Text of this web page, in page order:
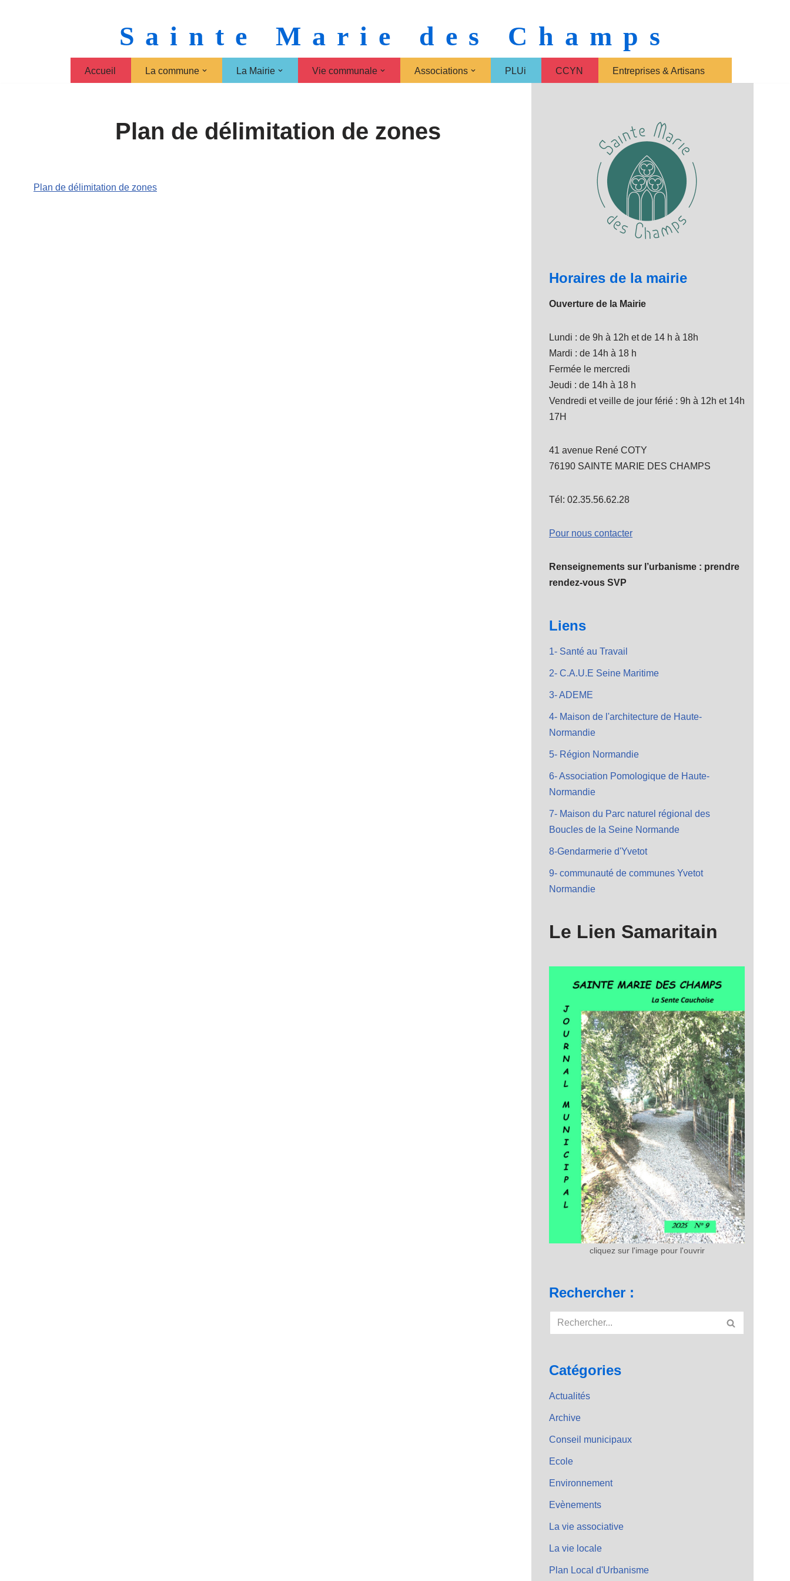
Sainte Marie des Champs
Accueil La commune La Mairie Vie communale Associations PLUi CCYN Entreprises & Artisans
Plan de délimitation de zones
Plan de délimitation de zones
Horaires de la mairie
Ouverture de la Mairie
Lundi : de 9h à 12h et de 14 h à 18h
Mardi : de 14h à 18 h
Fermée le mercredi
Jeudi : de 14h à 18 h
Vendredi et veille de jour férié : 9h à 12h et 14h
17H
41 avenue René COTY
76190 SAINTE MARIE DES CHAMPS
Tél: 02.35.56.62.28
Pour nous contacter
Renseignements sur l’urbanisme : prendre
rendez-vous SVP
Liens
1- Santé au Travail
2- C.A.U.E Seine Maritime
3- ADEME
4- Maison de l'architecture de Haute-
Normandie
5- Région Normandie
6- Association Pomologique de Haute-
Normandie
7- Maison du Parc naturel régional des
Boucles de la Seine Normande
8-Gendarmerie d'Yvetot
9- communauté de communes Yvetot
Normandie
Le Lien Samaritain
cliquez sur l'image pour l'ouvrir
Rechercher :
Catégories
Actualités
Archive
Conseil municipaux
Ecole
Environnement
Evènements
La vie associative
La vie locale
Plan Local d'Urbanisme